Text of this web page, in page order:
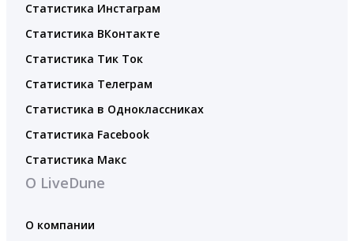
Статистика Инстаграм
Статистика ВКонтакте
Статистика Тик Ток
Статистика Телеграм
Статистика в Одноклассниках
Статистика Facebook
Статистика Макс
О LiveDune
О компании